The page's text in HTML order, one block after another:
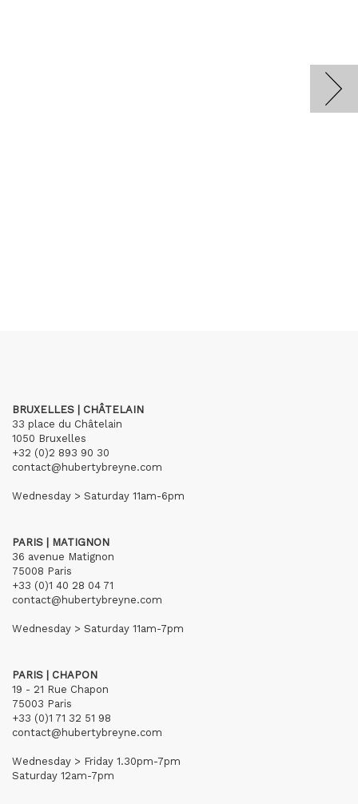
BRUXELLES | CHÂTELAIN
33 place du Châtelain
1050 Bruxelles
+32 (0)2 893 90 30
contact@hubertybreyne.com
Wednesday > Saturday 11am-6pm
PARIS | MATIGNON
36 avenue Matignon
75008 Paris
+33 (0)1 40 28 04 71
contact@hubertybreyne.com
Wednesday > Saturday 11am-7pm
PARIS | CHAPON
19 - 21 Rue Chapon
75003 Paris
+33 (0)1 71 32 51 98
contact@hubertybreyne.com
Wednesday > Friday 1.30pm-7pm
Saturday 12am-7pm